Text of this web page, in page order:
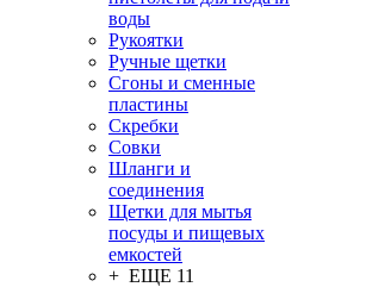
воды
Рукоятки
Ручные щетки
Сгоны и сменные
пластины
Скребки
Совки
Шланги и
соединения
Щетки для мытья
посуды и пищевых
емкостей
+ ЕЩЕ 11